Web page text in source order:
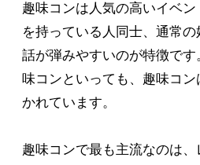
趣味コンは人気の高いイベ
を持っている人同士、通常
話が弾みやすいのが特徴で
味コンといっても、趣味コ
かれています。
趣味コンで最も主流なのは